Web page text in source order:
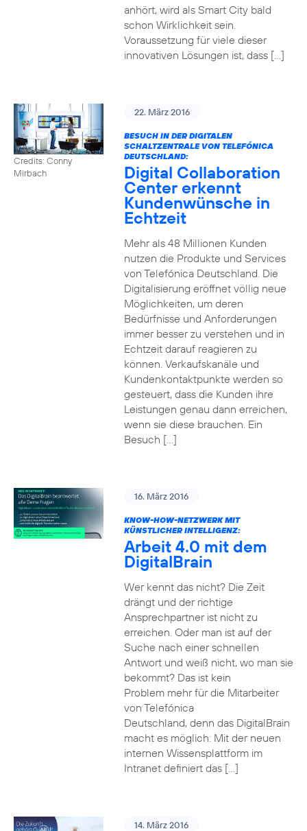
anhört, wird als Smart City bald
schon Wirklichkeit sein.
Voraussetzung für viele dieser
innovativen Lösungen ist, dass […]
Credits: Conny
Mirbach
22. März 2016
BESUCH IN DER DIGITALEN
SCHALTZENTRALE VON TELEFÓNICA
DEUTSCHLAND:
Digital Collaboration
Center erkennt
Kundenwünsche in
Echtzeit
Mehr als 48 Millionen Kunden
nutzen die Produkte und Services
von Telefónica Deutschland. Die
Digitalisierung eröffnet völlig neue
Möglichkeiten, um deren
Bedürfnisse und Anforderungen
immer besser zu verstehen und in
Echtzeit darauf reagieren zu
können. Verkaufskanäle und
Kundenkontaktpunkte werden so
gesteuert, dass die Kunden ihre
Leistungen genau dann erreichen,
wenn sie diese brauchen. Ein
Besuch […]
16. März 2016
KNOW-HOW-NETZWERK MIT
KÜNSTLICHER INTELLIGENZ:
Arbeit 4.0 mit dem
DigitalBrain
Wer kennt das nicht? Die Zeit
drängt und der richtige
Ansprechpartner ist nicht zu
erreichen. Oder man ist auf der
Suche nach einer schnellen
Antwort und weiß nicht, wo man sie
bekommt? Das ist kein
Problem mehr für die Mitarbeiter
von Telefónica
Deutschland, denn das DigitalBrain
macht es möglich: Mit der neuen
internen Wissensplattform im
Intranet definiert das […]
14. März 2016